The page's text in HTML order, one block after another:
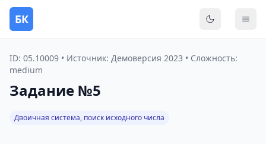
БК
ID: 05.10009 • Источник: Демоверсия 2023 • Сложность:
medium
Задание №5
Двоичная система, поиск исходного числа